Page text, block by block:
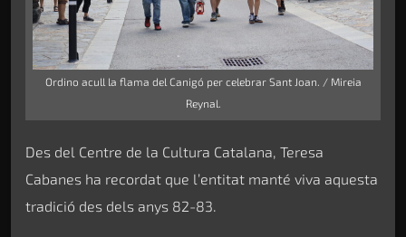
Ordino acull la flama del Canigó per celebrar Sant Joan. / Mireia
Reynal.
Des del Centre de la Cultura Catalana, Teresa
Cabanes ha recordat que l’entitat manté viva aquesta
tradició des dels anys 82-83.